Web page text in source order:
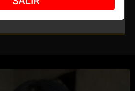
y domicilios.